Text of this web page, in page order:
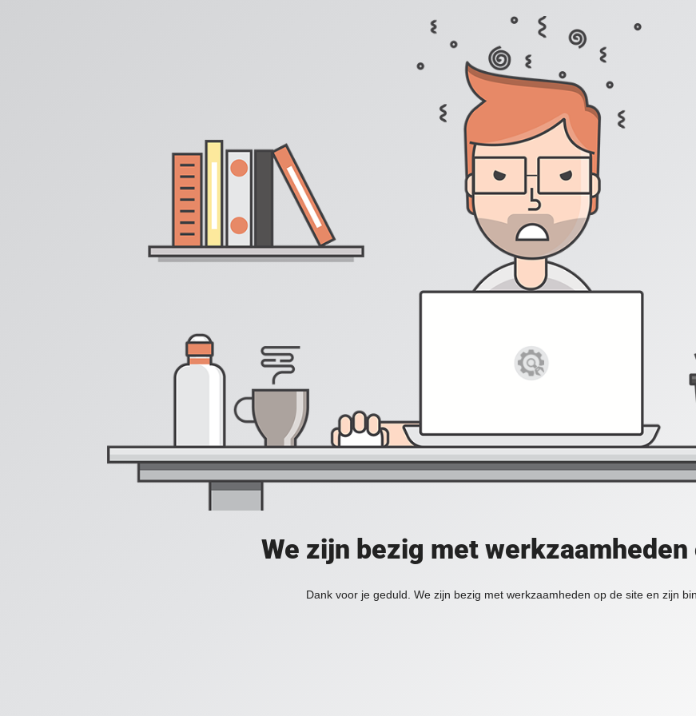
We zijn bezig met werkzaamheden
Dank voor je geduld. We zijn bezig met werkzaamheden op de site en zijn